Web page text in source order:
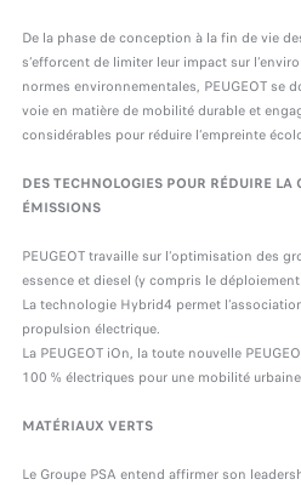
De la phase de conception à la fin de vie
s’efforcent de limiter leur impact sur
normes environnementales, PEUGEOT se
voie en matière de mobilité durable et
considérables pour réduire l’empreinte
DES TECHNOLOGIES POUR RÉDUIRE
ÉMISSIONS
PEUGEOT travaille sur l’optimisation des
essence et diesel (y compris le
La technologie Hybrid4 permet
propulsion électrique.
La PEUGEOT iOn, la toute nouvelle
100 % électriques pour une mobilité
MATÉRIAUX VERTS
Le Groupe PSA entend affirmer son